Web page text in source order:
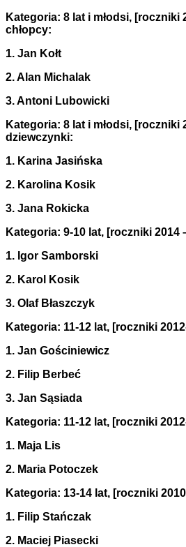
Kategoria: 8 lat i młodsi, [roczniki
chłopcy:
1. Jan Kołt
2. Alan Michalak
3. Antoni Lubowicki
Kategoria: 8 lat i młodsi, [roczniki
dziewczynki:
1. Karina Jasińska
2. Karolina Kosik
3. Jana Rokicka
Kategoria: 9-10 lat, [roczniki 2014
1. Igor Samborski
2. Karol Kosik
3. Olaf Błaszczyk
Kategoria: 11-12 lat, [roczniki
1. Jan Gościniewicz
2. Filip Berbeć
3. Jan Sąsiada
Kategoria: 11-12 lat, [roczniki
1. Maja Lis
2. Maria Potoczek
Kategoria: 13-14 lat, [roczniki
1. Filip Stańczak
2. Maciej Piasecki